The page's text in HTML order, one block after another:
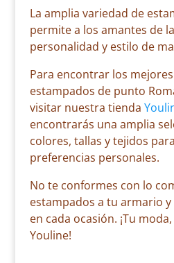
La amplia variedad de
permite a los amantes de
personalidad y estilo de
Para encontrar los
estampados de punto
visitar nuestra tienda
encontrarás una amplia
colores, tallas y tejidos
preferencias personales.
No te conformes con lo
estampados a tu armario
en cada ocasión. ¡Tu
Youline!